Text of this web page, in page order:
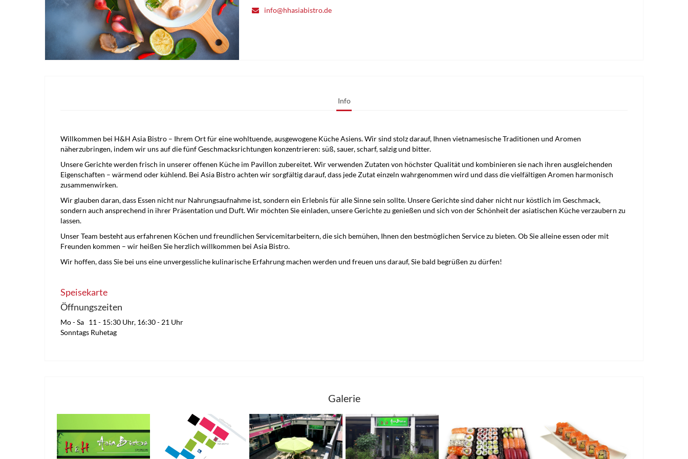
info@hhasiabistro.de
Info
Willkommen bei H&H Asia Bistro – Ihrem Ort für eine wohltuende, ausgewogene Küche Asiens. Wir sind stolz darauf, Ihnen vietnamesische Traditionen und Aromen
näherzubringen, indem wir uns auf die fünf Geschmacksrichtungen konzentrieren: süß, sauer, scharf, salzig und bitter.
Unsere Gerichte werden frisch in unserer offenen Küche im Pavillon zubereitet. Wir verwenden Zutaten von höchster Qualität und kombinieren sie nach ihren ausgleichenden
Eigenschaften – wärmend oder kühlend. Bei Asia Bistro achten wir sorgfältig darauf, dass jede Zutat einzeln wahrgenommen wird und dass die vielfältigen Aromen harmonisch
zusammenwirken.
Wir glauben daran, dass Essen nicht nur Nahrungsaufnahme ist, sondern ein Erlebnis für alle Sinne sein sollte. Unsere Gerichte sind daher nicht nur köstlich im Geschmack,
sondern auch ansprechend in ihrer Präsentation und Duft. Wir möchten Sie einladen, unsere Gerichte zu genießen und sich von der Schönheit der asiatischen Küche verzaubern zu
lassen.
Unser Team besteht aus erfahrenen Köchen und freundlichen Servicemitarbeitern, die sich bemühen, Ihnen den bestmöglichen Service zu bieten. Ob Sie alleine essen oder mit
Freunden kommen – wir heißen Sie herzlich willkommen bei Asia Bistro.
Wir hoffen, dass Sie bei uns eine unvergessliche kulinarische Erfahrung machen werden und freuen uns darauf, Sie bald begrüßen zu dürfen!
Speisekarte
Öffnungszeiten
Mo - Sa 11 - 15:30 Uhr, 16:30 - 21 Uhr
Sonntags Ruhetag
Galerie